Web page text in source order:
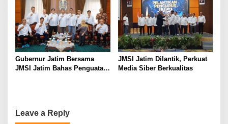
Gubernur Jatim Bersama
JMSI Jatim Bahas Penguatan
JMSI Jatim Dilantik, Perkuat
Media Siber Berkualitas
Leave a Reply